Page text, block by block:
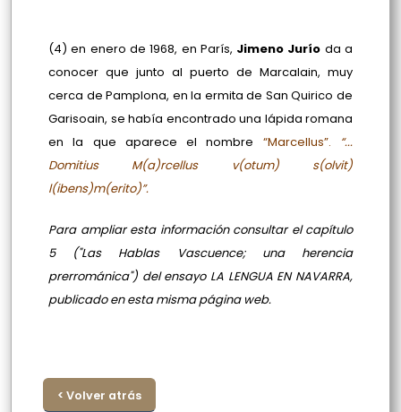
(4) en enero de 1968, en París, Jimeno Jurío da a
conocer que junto al puerto de Marcalain, muy
cerca de Pamplona, en la ermita de San Quirico de
Garisoain, se había encontrado una lápida romana
en la que aparece el nombre “Marcellus”.
“...
Domitius M(a)rcellus v(otum) s(olvit)
l(ibens)m(erito)”.
Para ampliar esta información consultar el capítulo
5 ("Las Hablas Vascuence; una herencia
prerrománica") del ensayo LA LENGUA EN NAVARRA,
publicado en esta misma página web.
< Volver atrás